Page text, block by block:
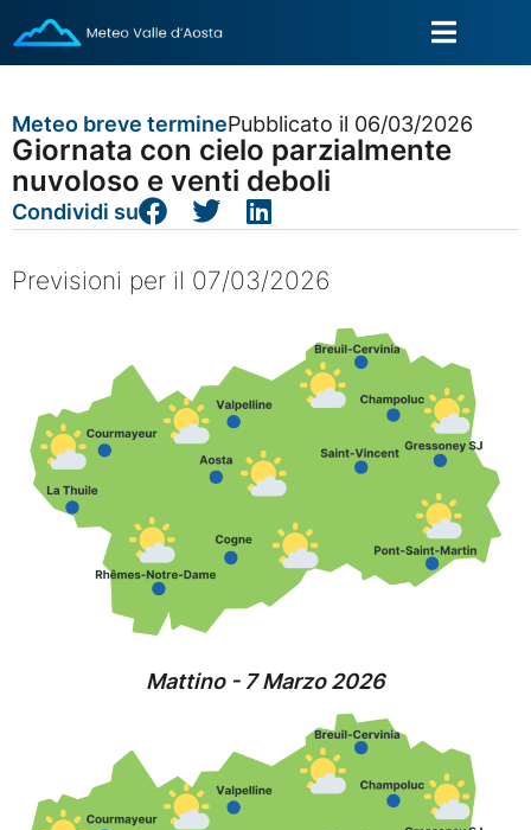
Meteo breve terminePubblicato il 06/03/2026
Giornata con cielo parzialmente
nuvoloso e venti deboli
Condividi su
Previsioni per il 07/03/2026
Mattino - 7 Marzo 2026